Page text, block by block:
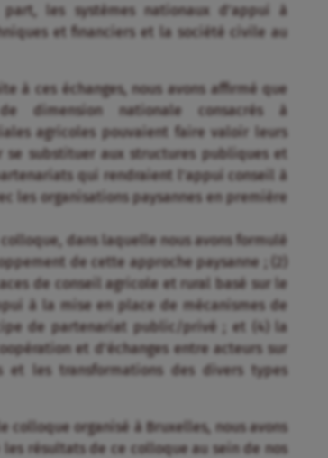
les systèmes nationaux d’appui à
et financiers et la société civile au
à ces échanges, nous avons affirmé que
dimension nationale consacrés à
agricoles pouvaient faire valoir leurs
se substituer aux structures publiques et
qui rendraient l’appui conseil à
les organisations paysannes en première
dans laquelle nous avons formulé
de cette approche paysanne ; (2)
de conseil agricole et rural basé sur le
à la mise en place de mécanismes de
de partenariat public/privé ; et (4) la
et d’échanges entre acteurs sur
et les transformations des divers types
colloque organisé à Bruxelles, nous avons
résultats de ce colloque au sein de nos